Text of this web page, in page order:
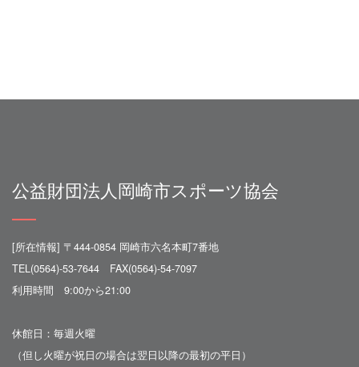
公益財団法人岡崎市スポーツ協会
[所在情報] 〒444-0854 岡崎市六名本町7番地
TEL(0564)-53-7644 FAX(0564)-54-7097
利用時間 9:00から21:00
休館日：毎週火曜
（但し火曜が祝日の場合は翌日以降の最初の平日）